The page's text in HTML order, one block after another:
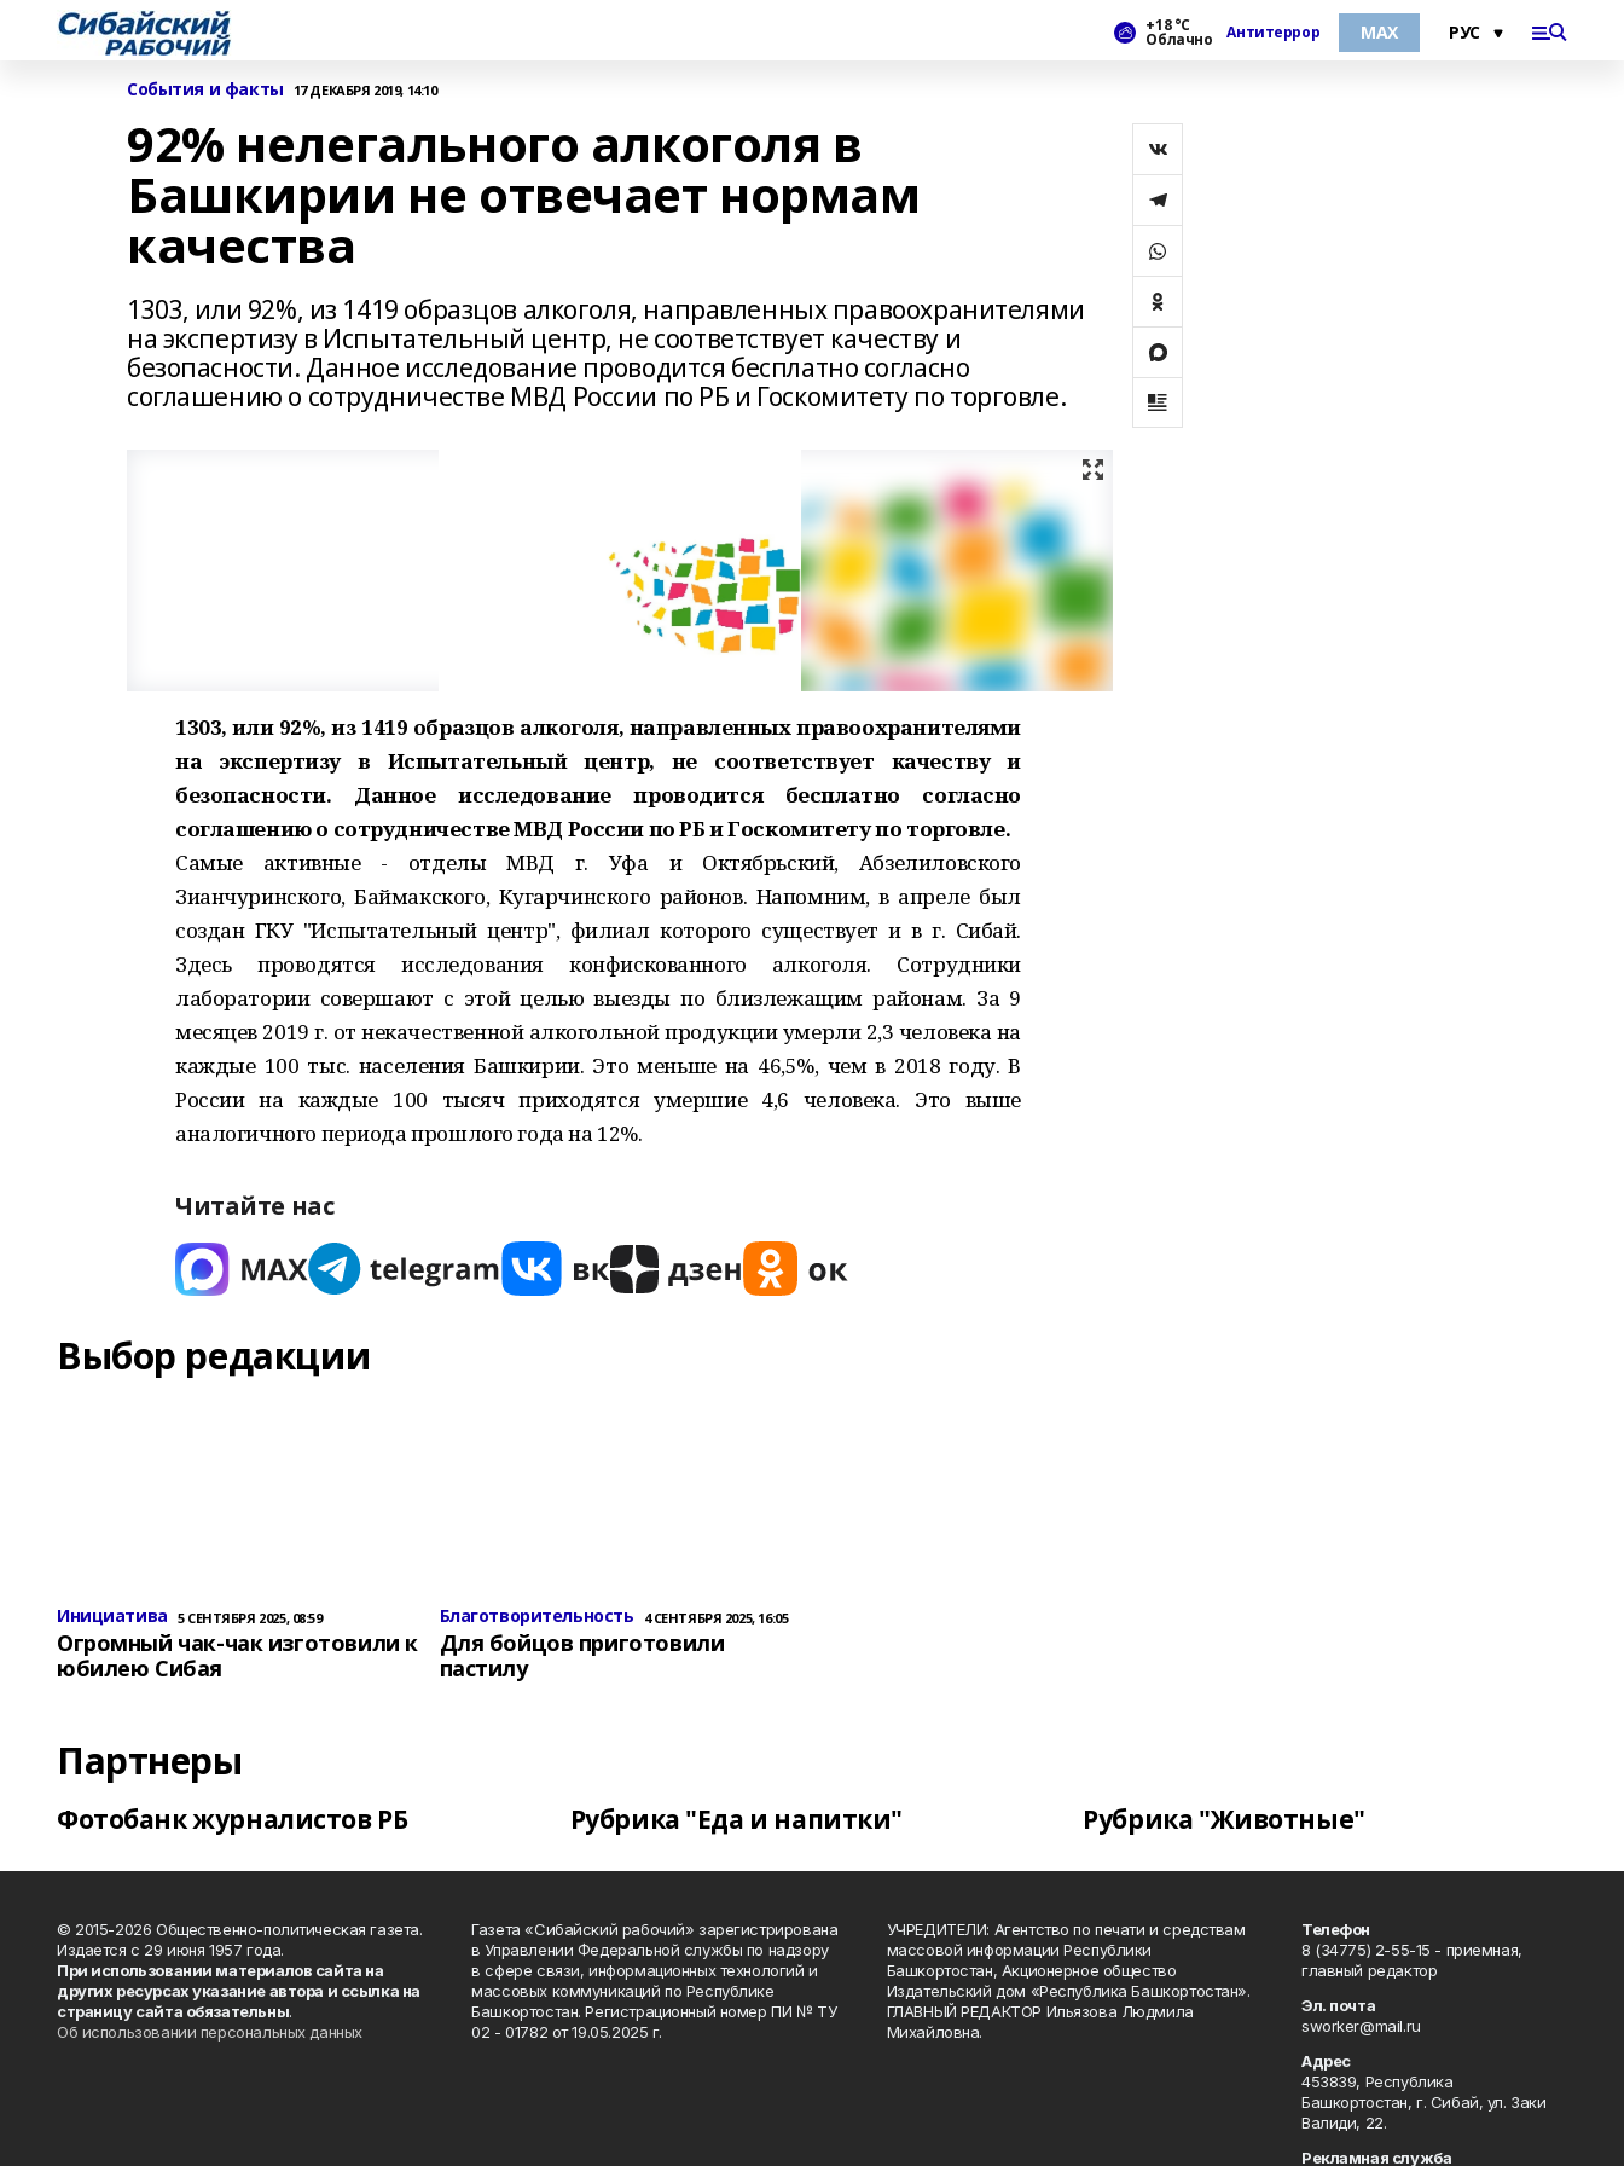
+18 °С
Облачно Антитеррор МАХ
События и факты 17 ДЕКАБРЯ 2019, 14:10
92% нелегального алкоголя в
Башкирии не отвечает нормам
качества
1303, или 92%, из 1419 образцов алкоголя, направленных правоохранителями
на экспертизу в Испытательный центр, не соответствует качеству и
безопасности. Данное исследование проводится бесплатно согласно
соглашению о сотрудничестве МВД России по РБ и Госкомитету по торговле.
1303, или 92%, из 1419 образцов алкоголя, направленных правоохранителями
на экспертизу в Испытательный центр, не соответствует качеству и
безопасности. Данное исследование проводится бесплатно согласно
соглашению о сотрудничестве МВД России по РБ и Госкомитету по торговле.
Самые активные - отделы МВД г. Уфа и Октябрьский, Абзелиловского
Зианчуринского, Баймакского, Кугарчинского районов. Напомним, в апреле был
создан ГКУ "Испытательный центр", филиал которого существует и в г. Сибай.
Здесь проводятся исследования конфискованного алкоголя. Сотрудники
лаборатории совершают с этой целью выезды по близлежащим районам. За 9
месяцев 2019 г. от некачественной алкогольной продукции умерли 2,3 человека на
каждые 100 тыс. населения Башкирии. Это меньше на 46,5%, чем в 2018 году. В
России на каждые 100 тысяч приходятся умершие 4,6 человека. Это выше
аналогичного периода прошлого года на 12%.
Читайте нас
Выбор редакции
Инициатива 5 СЕНТЯБРЯ 2025, 08:59
Огромный чак-чак изготовили к
юбилею Сибая
Благотворительность 4 СЕНТЯБРЯ 2025, 16:05
Для бойцов приготовили
пастилу
Партнеры
Фотобанк журналистов РБ Рубрика "Еда и напитки" Рубрика "Животные"
© 2015-2026 Общественно-политическая газета.
Издается с 29 июня 1957 года.
При использовании материалов сайта на
других ресурсах указание автора и ссылка на
страницу сайта обязательны.
Об использовании персональных данных
Газета «Сибайский рабочий» зарегистрирована
в Управлении Федеральной службы по надзору
в сфере связи, информационных технологий и
массовых коммуникаций по Республике
Башкортостан. Регистрационный номер ПИ № ТУ
02 - 01782 от 19.05.2025 г.
УЧРЕДИТЕЛИ: Агентство по печати и средствам
массовой информации Республики
Башкортостан, Акционерное общество
Издательский дом «Республика Башкортостан».
ГЛАВНЫЙ РЕДАКТОР Ильязова Людмила
Михайловна.
Телефон
8 (34775) 2-55-15 - приемная,
главный редактор
Эл. почта
sworker@mail.ru
Адрес
453839, Республика
Башкортостан, г. Сибай, ул. Заки
Валиди, 22.
Рекламная служба